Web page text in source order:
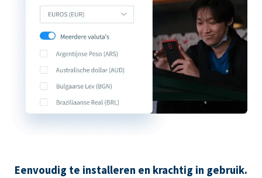
Eenvoudig te installeren en krachtig in gebruik.